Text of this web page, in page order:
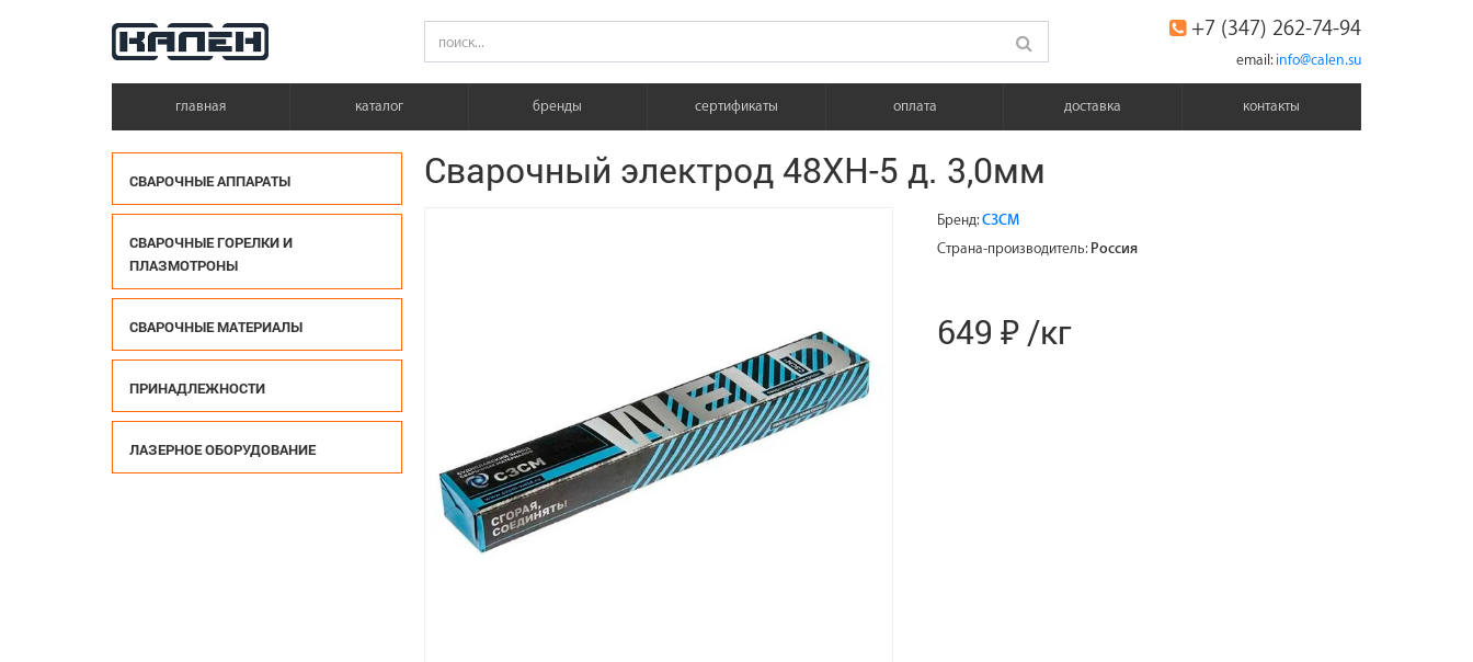
+7 (347) 262-74-94
email: info@calen.su
главная каталог бренды сертификаты оплата доставка контакты
СВАРОЧНЫЕ АППАРАТЫ
СВАРОЧНЫЕ ГОРЕЛКИ И
ПЛАЗМОТРОНЫ
СВАРОЧНЫЕ МАТЕРИАЛЫ
ПРИНАДЛЕЖНОСТИ
ЛАЗЕРНОЕ ОБОРУДОВАНИЕ
Сварочный электрод 48ХН-5 д. 3,0мм
Бренд: СЗСМ
Страна-производитель: Россия
649 ₽ /кг